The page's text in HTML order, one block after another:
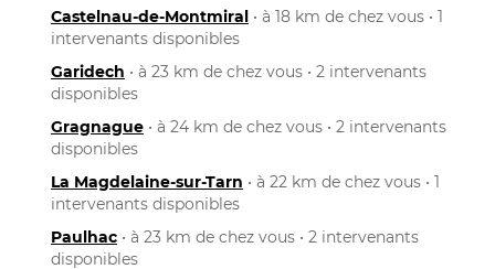
Castelnau-de-Montmiral • à 18 km de chez vous • 1
intervenants disponibles
Garidech • à 23 km de chez vous • 2 intervenants
disponibles
Gragnague • à 24 km de chez vous • 2 intervenants
disponibles
La Magdelaine-sur-Tarn • à 22 km de chez vous • 1
intervenants disponibles
Paulhac • à 23 km de chez vous • 2 intervenants
disponibles